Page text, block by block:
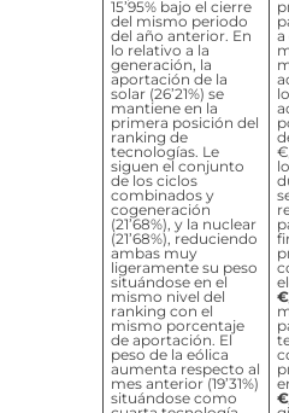
15’95% bajo el cierre
del mismo periodo
del año anterior. En
lo relativo a la
generación, la
aportación de la
solar (26’21%) se
mantiene en la
primera posición del
ranking de
tecnologías. Le
siguen el conjunto
de los ciclos
combinados y
cogeneración
(21’68%), y la nuclear
(21’68%), reduciendo
ambas muy
ligeramente su peso
situándose en el
mismo nivel del
ranking con el
mismo porcentaje
de aportación. El
peso de la eólica
aumenta respecto al
mes anterior (19’31%)
situándose como
a